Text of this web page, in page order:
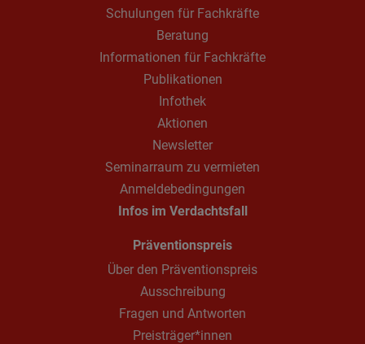
Schulungen für Fachkräfte
Beratung
Informationen für Fachkräfte
Publikationen
Infothek
Aktionen
Newsletter
Seminarraum zu vermieten
Anmeldebedingungen
Infos im Verdachtsfall
Präventionspreis
Über den Präventionspreis
Ausschreibung
Fragen und Antworten
Preisträger*innen